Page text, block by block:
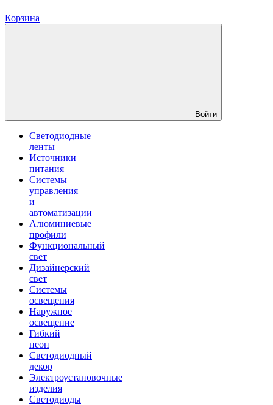
Корзина
Войти
Светодиодные
ленты
Источники
питания
Системы
управления
и
автоматизации
Алюминиевые
профили
Функциональный
свет
Дизайнерский
свет
Системы
освещения
Наружное
освещение
Гибкий
неон
Светодиодный
декор
Электроустановочные
изделия
Светодиоды